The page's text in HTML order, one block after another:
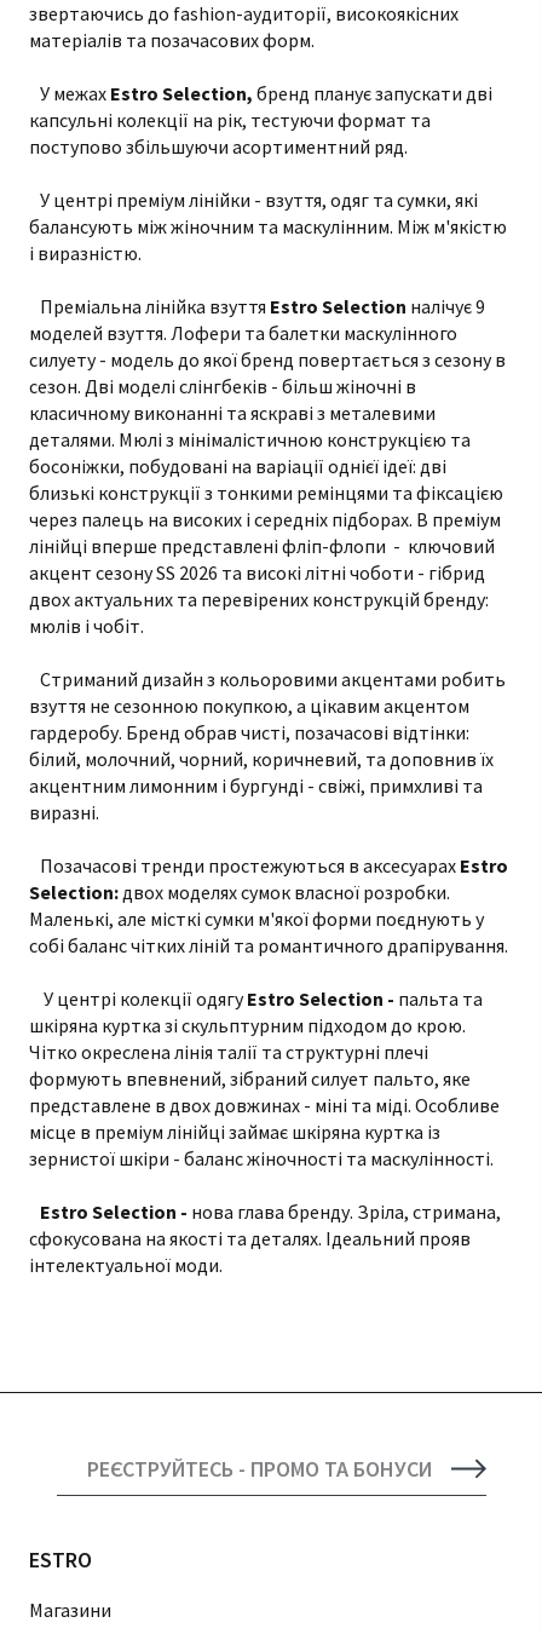
звертаючись до fashion-аудиторії, високоякісних
матеріалів та позачасових форм.
У межах Estro Selection, бренд планує запускати дві
капсульні колекції на рік, тестуючи формат та
поступово збільшуючи асортиментний ряд.
У центрі преміум лінійки - взуття, одяг та сумки, які
балансують між жіночним та маскулінним. Між м'якістю
і виразністю.
Преміальна лінійка взуття Estro Selection налічує 9
моделей взуття. Лофери та балетки маскулінного
силуету - модель до якої бренд повертається з сезону в
сезон. Дві моделі слінгбеків - більш жіночні в
класичному виконанні та яскраві з металевими
деталями. Мюлі з мінімалістичною конструкцією та
босоніжки, побудовані на варіації однієї ідеї: дві
близькі конструкції з тонкими ремінцями та фіксацією
через палець на високих і середніх підборах. В преміум
лінійці вперше представлені фліп-флопи - ключовий
акцент сезону SS 2026 та високі літні чоботи - гібрид
двох актуальних та перевірених конструкцій бренду:
мюлів і чобіт.
Стриманий дизайн з кольоровими акцентами робить
взуття не сезонною покупкою, а цікавим акцентом
гардеробу. Бренд обрав чисті, позачасові відтінки:
білий, молочний, чорний, коричневий, та доповнив їх
акцентним лимонним і бургунді - свіжі, примхливі та
виразні.
Позачасові тренди простежуються в аксесуарах Estro
Selection:двох моделях сумок власної розробки.
Маленькі, але місткі сумки м'якої форми поєднують у
собі баланс чітких ліній та романтичного драпірування.
У центрі колекції одягуEstro Selection - пальта та
шкіряна куртка зі скульптурним підходом до крою.
Чітко окреслена лінія талії та структурні плечі
формують впевнений, зібраний силует пальто, яке
представлене в двох довжинах - міні та міді. Особливе
місце в преміум лінійці займає шкіряна куртка із
зернистої шкіри - баланс жіночності та маскулінності.
Estro Selection - нова глава бренду. Зріла, стримана,
сфокусована на якості та деталях. Ідеальний прояв
інтелектуальної моди.
РЕЄСТРУЙТЕСЬ - ПРОМО ТА БОНУСИ
ESTRO
Магазини